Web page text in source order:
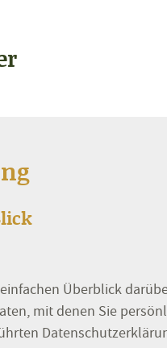
Überblick
mit denen Sie